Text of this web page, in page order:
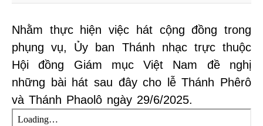
Nhằm thực hiện việc hát cộng đồng trong
phụng vụ, Ủy ban Thánh nhạc trực thuộc
Hội đồng Giám mục Việt Nam đề nghị
những bài hát sau đây cho lễ Thánh Phêrô
và Thánh Phaolô ngày 29/6/2025.